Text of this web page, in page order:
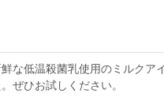
な低温殺菌乳使用のミルクア
ぜひお試しください。